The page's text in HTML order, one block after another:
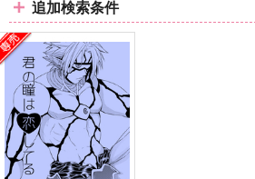
追加検索条件